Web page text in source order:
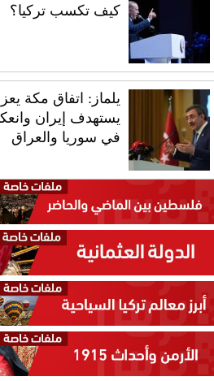
كيف تكسب تركيا؟
يلماز: اتفاق مكة
يستهدف إيران
في سوريا والعراق